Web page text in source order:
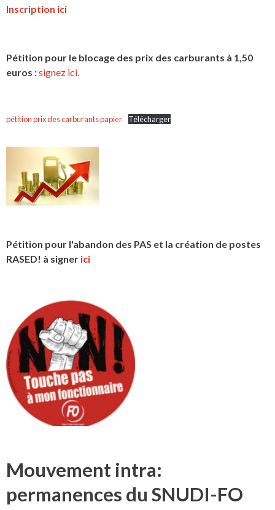
Inscription ici
Pétition pour le blocage des prix des carburants à 1,50
euros :signez ici.
pétition prix des carburants papier Télécharger
Pétition pour l'abandon des PAS et la création de postes
RASED! à signer ici
Mouvement intra:
permanences du SNUDI-FO